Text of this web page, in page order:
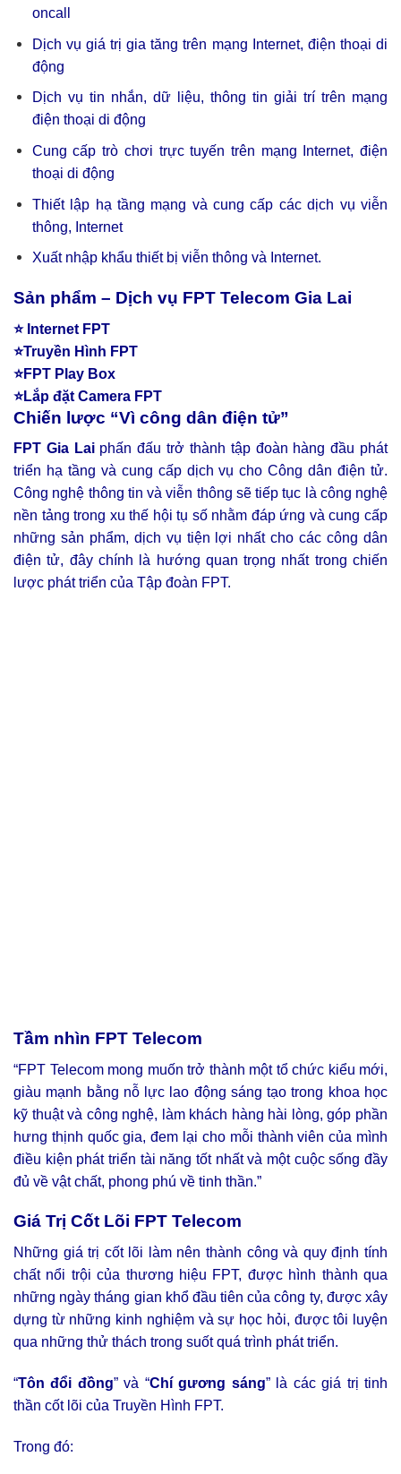
oncall
Dịch vụ giá trị gia tăng trên mạng Internet, điện thoại di
động
Dịch vụ tin nhắn, dữ liệu, thông tin giải trí trên mạng
điện thoại di động
Cung cấp trò chơi trực tuyến trên mạng Internet, điện
thoại di động
Thiết lập hạ tầng mạng và cung cấp các dịch vụ viễn
thông, Internet
Xuất nhập khẩu thiết bị viễn thông và Internet.
Sản phẩm – Dịch vụ FPT Telecom Gia Lai
⭐ Internet FPT
⭐Truyền Hình FPT
⭐FPT Play Box
⭐Lắp đặt Camera FPT
Chiến lược “Vì công dân điện tử”
FPT Gia Laiphấn đấu trở thành tập đoàn hàng đầu phát
triển hạ tầng và cung cấp dịch vụ cho Công dân điện tử.
Công nghệ thông tin và viễn thông sẽ tiếp tục là công nghệ
nền tảng trong xu thế hội tụ số nhằm đáp ứng và cung cấp
những sản phẩm, dịch vụ tiện lợi nhất cho các công dân
điện tử, đây chính là hướng quan trọng nhất trong chiến
lược phát triển của Tập đoàn FPT.
Tầm nhìn FPT Telecom
“FPT Telecom mong muốn trở thành một tổ chức kiểu mới,
giàu mạnh bằng nỗ lực lao động sáng tạo trong khoa học
kỹ thuật và công nghệ, làm khách hàng hài lòng, góp phần
hưng thịnh quốc gia, đem lại cho mỗi thành viên của mình
điều kiện phát triển tài năng tốt nhất và một cuộc sống đầy
đủ về vật chất, phong phú về tinh thần.”
Giá Trị Cốt Lõi FPT Telecom
Những giá trị cốt lõi làm nên thành công và quy định tính
chất nổi trội của thương hiệu FPT, được hình thành qua
những ngày tháng gian khổ đầu tiên của công ty, được xây
dựng từ những kinh nghiệm và sự học hỏi, được tôi luyện
qua những thử thách trong suốt quá trình phát triển.
“Tôn đổi đồng” và “Chí gương sáng” là các giá trị tinh
thần cốt lõi của Truyền Hình FPT.
Trong đó: